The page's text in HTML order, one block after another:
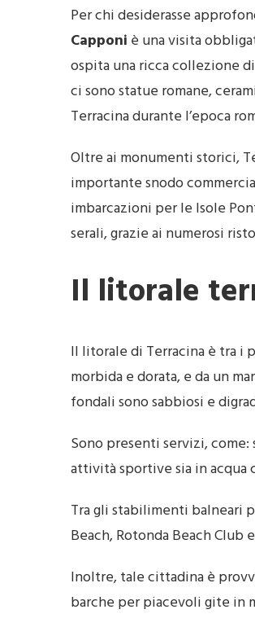
Per chi desiderasse
Capponi è una visita
ospita una ricca collezione
ci sono statue romane,
Terracina durante l’epoca
Oltre ai monumenti storici,
importante snodo
imbarcazioni per le Isole
serali, grazie ai numerosi
Il litorale
Il litorale di Terracina è tra i
morbida e dorata, e da un
fondali sono sabbiosi e
Sono presenti servizi,
attività sportive sia in acqua
Tra gli stabilimenti balneari
Beach, Rotonda Beach Club
Inoltre, tale cittadina è
barche per piacevoli gite in